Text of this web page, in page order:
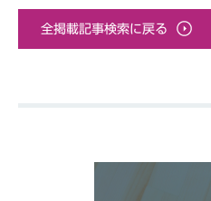
全掲載記事検索に戻る